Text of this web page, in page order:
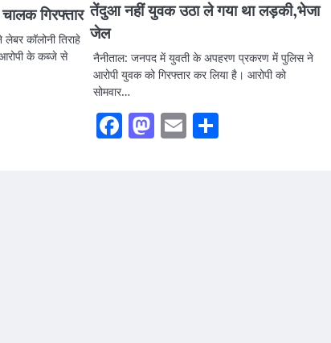
गिरफ्तार
कॉलोनी तिराहे
के कब्जे से
तेंदुआ नहीं युवक उठा ले गया था लड़की,भेजा
जेल
नैनीताल: जनपद में युवती के अपहरण प्रकरण में पुलिस ने
आरोपी युवक को गिरफ्तार कर लिया है। आरोपी को
सोमवार…
Facebook
Mastodon
Email